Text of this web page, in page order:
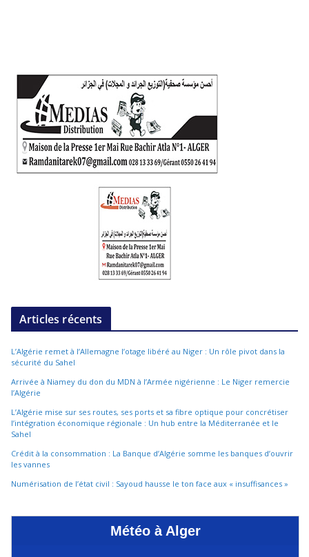
Articles récents
L’Algérie remet à l’Allemagne l’otage libéré au Niger : Un rôle pivot dans la
sécurité du Sahel
Arrivée à Niamey du don du MDN à l’Armée nigérienne : Le Niger remercie
l’Algérie
L’Algérie mise sur ses routes, ses ports et sa fibre optique pour concrétiser
l’intégration économique régionale : Un hub entre la Méditerranée et le
Sahel
Crédit à la consommation : La Banque d’Algérie somme les banques d’ouvrir
les vannes
Numérisation de l’état civil : Sayoud hausse le ton face aux « insuffisances »
Météo à Alger